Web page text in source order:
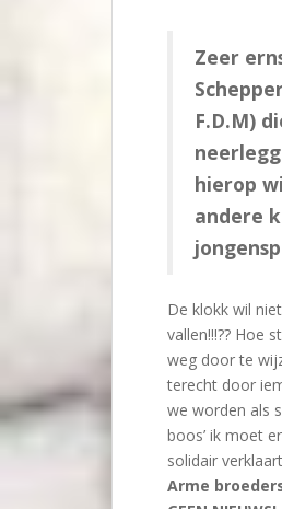
Zeer
F.D.M)
hierop
andere
De klokk wil
vallen!!!?? Hoe
weg door te
terecht door
we worden als
boos’ ik moet
solidair
Arme